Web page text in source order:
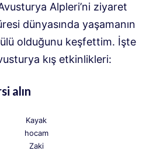
Alpleri’ni ziyaret
dünyasında yaşamanın
olduğunu keşfettim. İşte
kış etkinlikleri:
alın
Kayak
hocam
Zaki